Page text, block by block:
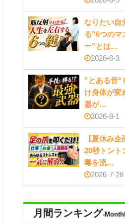
なりたい自
る”6つのマ
ー”とは…
2026-8-3
”とある音”
け身体が変
器が…
2026-8-1
【夏休み
20秒トント
毒を流…
2026-7-28
月間ランキング-